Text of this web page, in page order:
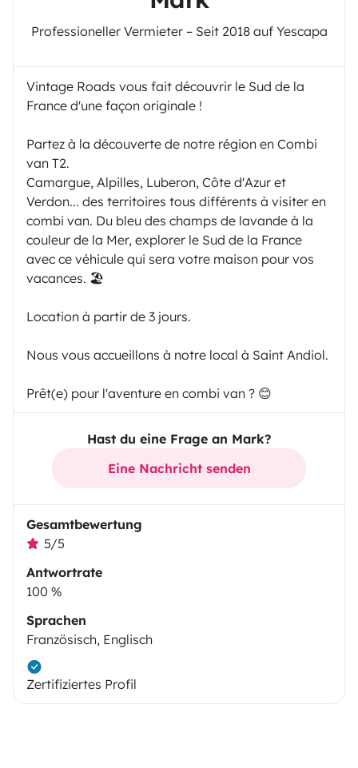
Professioneller Vermieter – Seit 2018 auf Yescapa
Vintage Roads vous fait découvrir le Sud de la
France d'une façon originale !
Partez à la découverte de notre région en Combi
van T2.
Camargue, Alpilles, Luberon, Côte d'Azur et
Verdon... des territoires tous différents à visiter en
combi van. Du bleu des champs de lavande à la
couleur de la Mer, explorer le Sud de la France
avec ce véhicule qui sera votre maison pour vos
vacances. 🏖
Location à partir de 3 jours.
Nous vous accueillons à notre local à Saint Andiol.
Prêt(e) pour l'aventure en combi van ? 😊
Hast du eine Frage an Mark?
Eine Nachricht senden
Gesamtbewertung
5/5
Antwortrate
100 %
Sprachen
Französisch, Englisch
Zertifiziertes Profil